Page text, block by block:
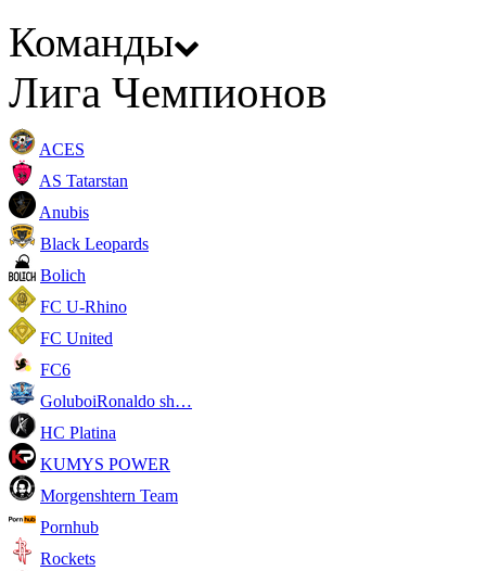
Команды
Лига Чемпионов
ACES
AS Tatarstan
Anubis
Black Leopards
Bolich
FC U-Rhino
FC United
FC6
GoluboiRonaldo sh…
HC Platina
KUMYS POWER
Morgenshtern Team
Pornhub
Rockets